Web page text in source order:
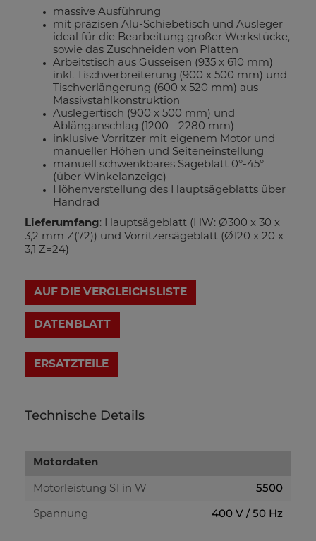
massive Ausführung
mit präzisen Alu-Schiebetisch und Ausleger
ideal für die Bearbeitung großer Werkstücke,
sowie das Zuschneiden von Platten
Arbeitstisch aus Gusseisen (935 x 610 mm)
inkl. Tischverbreiterung (900 x 500 mm) und
Tischverlängerung (600 x 520 mm) aus
Massivstahlkonstruktion
Auslegertisch (900 x 500 mm) und
Ablänganschlag (1200 - 2280 mm)
inklusive Vorritzer mit eigenem Motor und
manueller Höhen und Seiteneinstellung
manuell schwenkbares Sägeblatt 0°-45°
(über Winkelanzeige)
Höhenverstellung des Hauptsägeblatts über
Handrad
Lieferumfang: Hauptsägeblatt (HW: Ø300 x 30 x
3,2 mm Z(72)) und Vorritzersägeblatt (Ø120 x 20 x
3,1 Z=24)
AUF DIE VERGLEICHSLISTE
DATENBLATT
Technische Details
Motordaten
Motorleistung S1 in W 5500
Spannung 400 V / 50 Hz